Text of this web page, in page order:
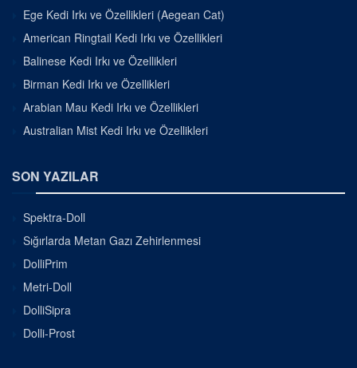
Ege Kedi Irkı ve Özellikleri (Aegean Cat)
American Ringtail Kedi Irkı ve Özellikleri
Balinese Kedi Irkı ve Özellikleri
Birman Kedi Irkı ve Özellikleri
Arabian Mau Kedi Irkı ve Özellikleri
Australian Mist Kedi Irkı ve Özellikleri
SON YAZILAR
Spektra-Doll
Sığırlarda Metan Gazı Zehirlenmesi
DolliPrim
Metri-Doll
DolliSipra
Dolli-Prost